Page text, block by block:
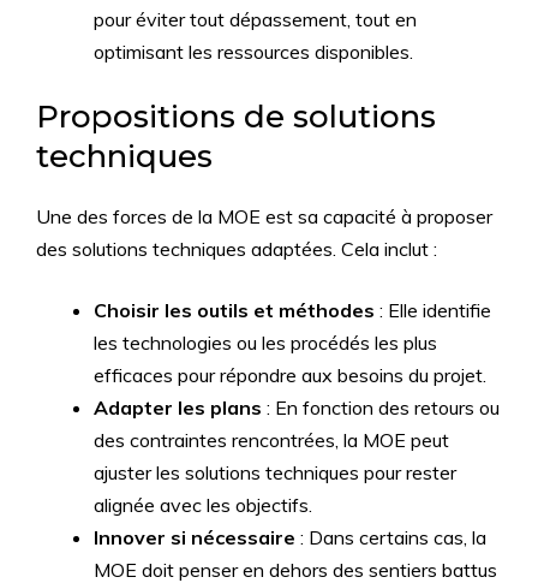
pour éviter tout dépassement, tout en
optimisant les ressources disponibles.
Propositions de solutions
techniques
Une des forces de la MOE est sa capacité à proposer
des solutions techniques adaptées. Cela inclut :
Choisir les outils et méthodes : Elle identifie
les technologies ou les procédés les plus
efficaces pour répondre aux besoins du projet.
Adapter les plans : En fonction des retours ou
des contraintes rencontrées, la MOE peut
ajuster les solutions techniques pour rester
alignée avec les objectifs.
Innover si nécessaire : Dans certains cas, la
MOE doit penser en dehors des sentiers battus